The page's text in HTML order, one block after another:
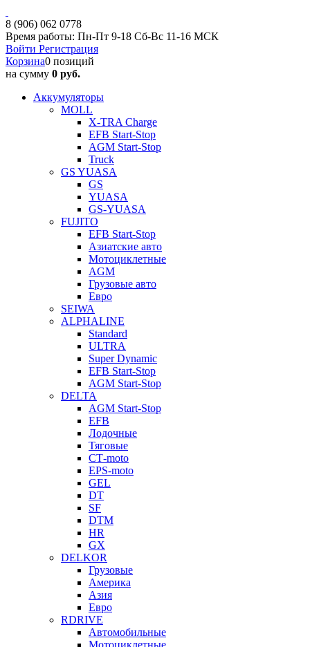
8 (906) 062 0778
Время работы: Пн-Пт 9-18 Сб-Вс 11-16 МСК
Войти Регистрация
Корзина0 позиций
на сумму 0 руб.
Аккумуляторы
MOLL
X-TRA Charge
EFB Start-Stop
AGM Start-Stop
Truck
GS YUASA
GS
YUASA
GS-YUASA
FUJITO
EFB Start-Stop
Азиатские авто
Мотоциклетные
AGM
Грузовые авто
Евро
SEIWA
ALPHALINE
Standard
ULTRA
Super Dynamic
EFB Start-Stop
AGM Start-Stop
DELTA
AGM Start-Stop
EFB
Лодочные
Тяговые
СТ-moto
EPS-moto
GEL
DT
SF
DTM
HR
GX
DELKOR
Грузовые
Америка
Азия
Евро
RDRIVE
Автомобильные
Мотоциклетные